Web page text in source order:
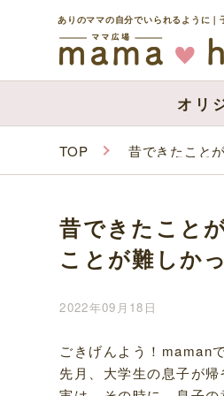
ありのママの自分でいられるように｜
オリ
TOP 昔できたこと
昔できたこと
ことが難しか
2022年09月18日
ごきげんよう！mamanで
先月、大学生の息子が